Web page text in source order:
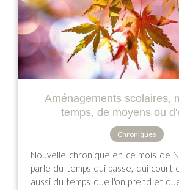
Aménagements scolaires,
temps, de moyens ou
Chroniques
Nouvelle chronique en ce mois de
parle du temps qui passe, qui court
aussi du temps que l'on prend et